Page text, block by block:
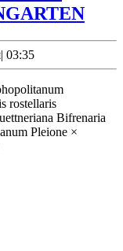
| 03:35
rostellaris
Bifrenaria
Pleione ×